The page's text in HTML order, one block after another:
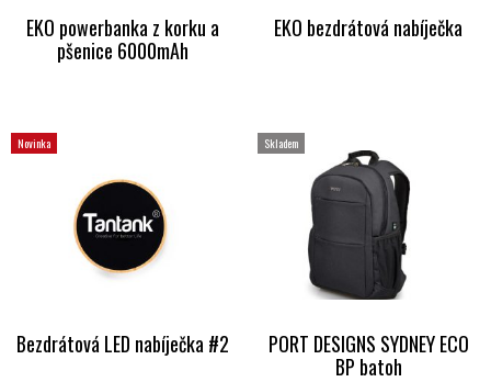
EKO powerbanka z korku a
pšenice 6000mAh
EKO bezdrátová nabíječka
Novinka
Bezdrátová LED nabíječka #2
Skladem
PORT DESIGNS SYDNEY ECO
BP batoh